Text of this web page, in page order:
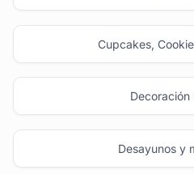
Cupcakes,
Decoración
Desayunos y